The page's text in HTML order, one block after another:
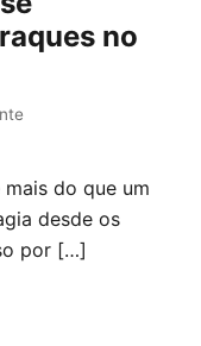
no
do que um
desde os
por […]